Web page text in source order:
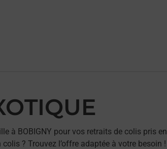
à BOBIGNY pour vos retraits de colis pris en
? Trouvez l’offre adaptée à votre besoin !